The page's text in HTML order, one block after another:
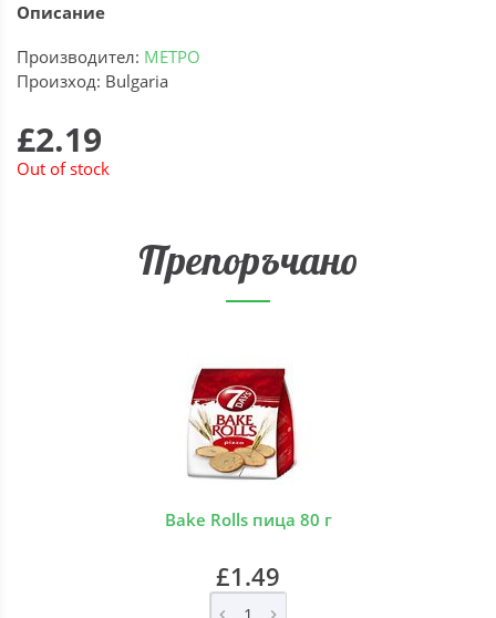
Описание
Производител: МЕТРО
Произход: Bulgaria
£2.19
Out of stock
Препоръчано
Bake Rolls пица 80 г
£1.49